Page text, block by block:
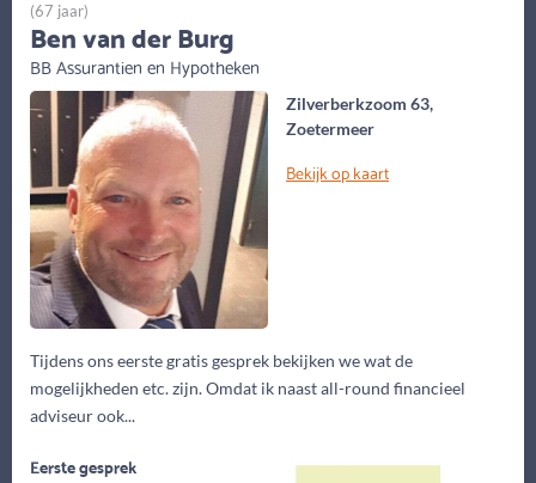
Zilverberkzoom 63,
Zoetermeer
Bekijk op kaart
Tijdens ons eerste gratis gesprek bekijken we wat de
mogelijkheden etc. zijn. Omdat ik naast all-round financieel
adviseur ook...
(67 jaar)
Ben van der Burg
BB Assurantien en Hypotheken
Eerste gesprek